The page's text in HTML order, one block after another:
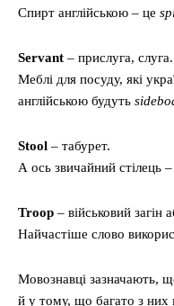
Спирт англійською – це
Servant – прислуга, слуга.
Меблі для посуду, які
англійською будуть
Stool – табурет.
А ось звичайний стілець
Troop – військовий загін
Найчастіше слово
Мовознавці зазначають,
й у тому, що багато з них